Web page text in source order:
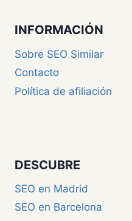
INFORMACIÓN
Sobre SEO Similar
Contacto
Política de afiliación
DESCUBRE
SEO en Madrid
SEO en Barcelona